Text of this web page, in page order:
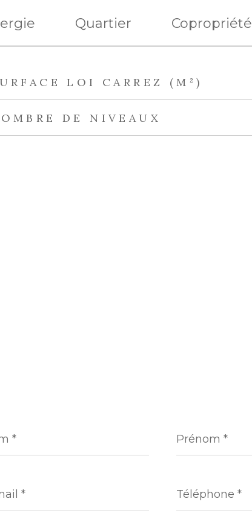
Quartier Copropriété
LOI CARREZ (M²)
DE NIVEAUX
*
*